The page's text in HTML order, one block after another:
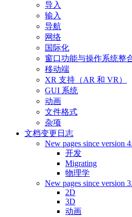
导入
输入
导航
网络
国际化
窗口功能与操作系统整
移动端
XR 支持（AR 和 VR）
GUI 系统
动画
文件格式
杂项
文档变更日志
New pages since version
开发
Migrating
物理学
New pages since version
2D
3D
动画